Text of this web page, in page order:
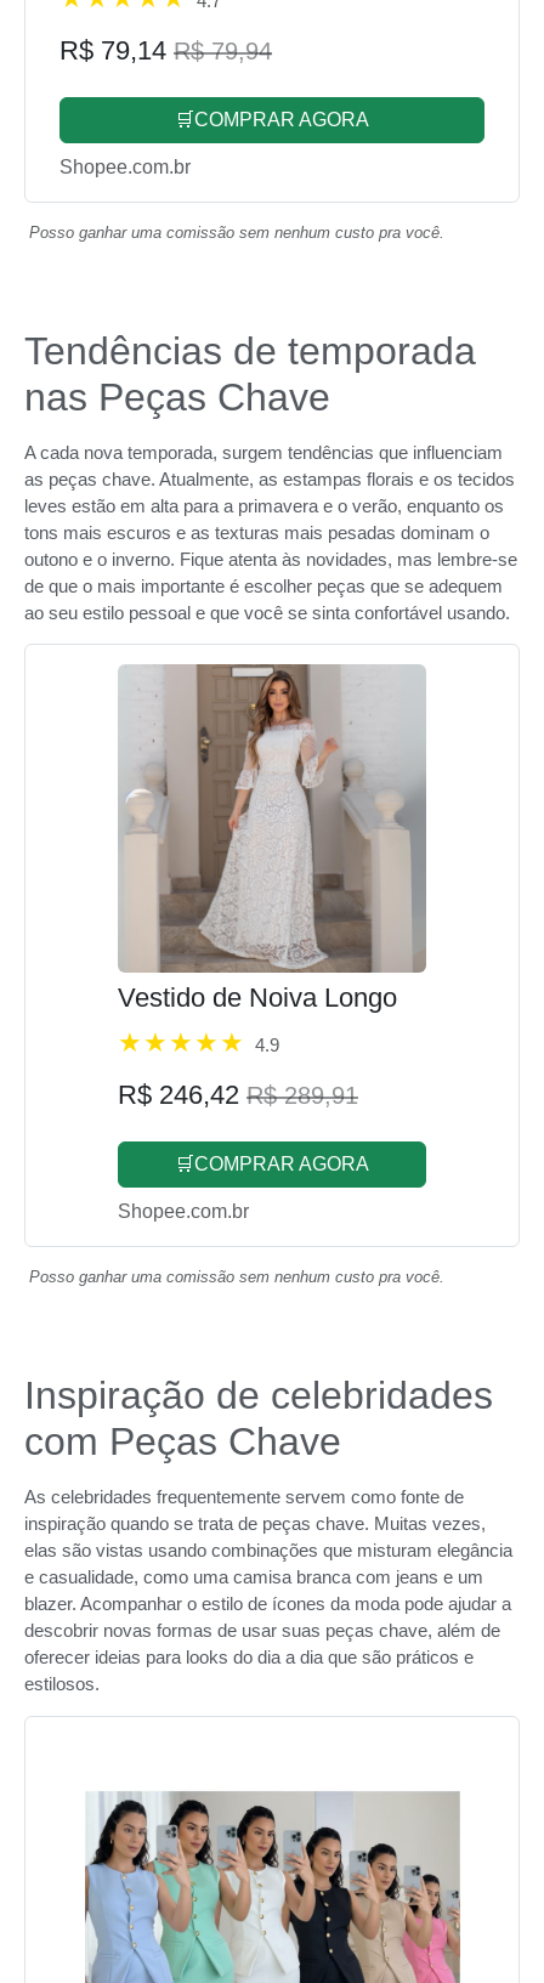
R$ 79,14 R$ 79,94
🛒COMPRAR AGORA
Shopee.com.br
Posso ganhar uma comissão sem nenhum custo pra você.
Tendências de temporada
nas Peças Chave
A cada nova temporada, surgem tendências que influenciam
as peças chave. Atualmente, as estampas florais e os tecidos
leves estão em alta para a primavera e o verão, enquanto os
tons mais escuros e as texturas mais pesadas dominam o
outono e o inverno. Fique atenta às novidades, mas lembre-se
de que o mais importante é escolher peças que se adequem
ao seu estilo pessoal e que você se sinta confortável usando.
Vestido de Noiva Longo
4.9
R$ 246,42 R$ 289,91
🛒COMPRAR AGORA
Shopee.com.br
Posso ganhar uma comissão sem nenhum custo pra você.
Inspiração de celebridades
com Peças Chave
As celebridades frequentemente servem como fonte de
inspiração quando se trata de peças chave. Muitas vezes,
elas são vistas usando combinações que misturam elegância
e casualidade, como uma camisa branca com jeans e um
blazer. Acompanhar o estilo de ícones da moda pode ajudar a
descobrir novas formas de usar suas peças chave, além de
oferecer ideias para looks do dia a dia que são práticos e
estilosos.